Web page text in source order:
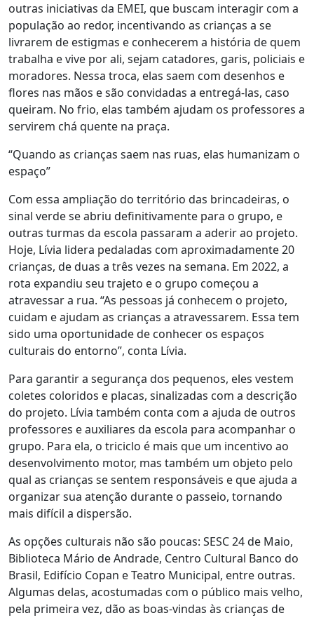
outras iniciativas da EMEI, que buscam interagir com a
população ao redor, incentivando as crianças a se
livrarem de estigmas e conhecerem a história de quem
trabalha e vive por ali, sejam catadores, garis, policiais e
moradores. Nessa troca, elas saem com desenhos e
flores nas mãos e são convidadas a entregá-las, caso
queiram. No frio, elas também ajudam os professores a
servirem chá quente na praça.
“Quando as crianças saem nas ruas, elas humanizam o
espaço”
Com essa ampliação do território das brincadeiras, o
sinal verde se abriu definitivamente para o grupo, e
outras turmas da escola passaram a aderir ao projeto.
Hoje, Lívia lidera pedaladas com aproximadamente 20
crianças, de duas a três vezes na semana. Em 2022, a
rota expandiu seu trajeto e o grupo começou a
atravessar a rua. “As pessoas já conhecem o projeto,
cuidam e ajudam as crianças a atravessarem. Essa tem
sido uma oportunidade de conhecer os espaços
culturais do entorno”, conta Lívia.
Para garantir a segurança dos pequenos, eles vestem
coletes coloridos e placas, sinalizadas com a descrição
do projeto. Lívia também conta com a ajuda de outros
professores e auxiliares da escola para acompanhar o
grupo. Para ela, o triciclo é mais que um incentivo ao
desenvolvimento motor, mas também um objeto pelo
qual as crianças se sentem responsáveis e que ajuda a
organizar sua atenção durante o passeio, tornando
mais difícil a dispersão.
As opções culturais não são poucas: SESC 24 de Maio,
Biblioteca Mário de Andrade, Centro Cultural Banco do
Brasil, Edifício Copan e Teatro Municipal, entre outras.
Algumas delas, acostumadas com o público mais velho,
pela primeira vez, dão as boas-vindas às crianças de